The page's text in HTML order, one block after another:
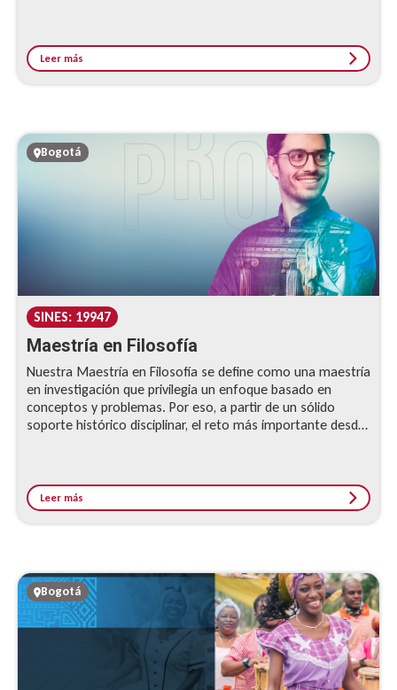
sociales, tanto de orden nacional, como global, regional y
local.
Leer más
Bogotá
SINES: 19947
Maestría en Filosofía
Nuestra Maestría en Filosofía se define como una maestría
en investigación que privilegia un enfoque basado en
conceptos y problemas. Por eso, a partir de un sólido
soporte histórico disciplinar, el reto más importante desde
Leer más
Bogotá